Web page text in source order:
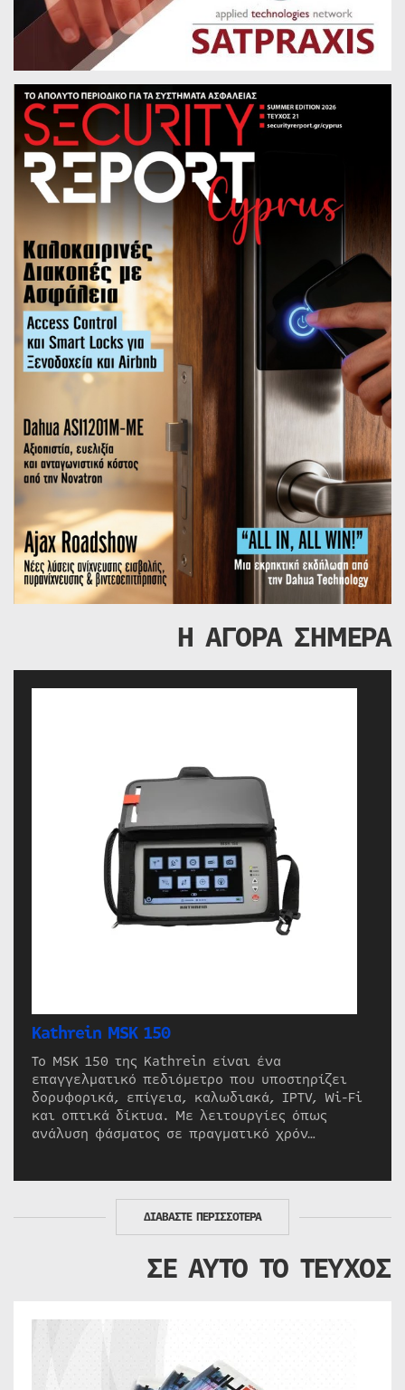
Η ΑΓΟΡΑ ΣΗΜΕΡΑ
Kathrein MSK 150
Το MSK 150 της Kathrein είναι ένα
επαγγελματικό πεδιόμετρο που υποστηρίζει
δορυφορικά, επίγεια, καλωδιακά, IPTV, Wi-Fi
και οπτικά δίκτυα. Με λειτουργίες όπως
ανάλυση φάσματος σε πραγματικό χρόν…
ΔΙΑΒΑΣΤΕ ΠΕΡΙΣΣΟΤΕΡΑ
ΣΕ ΑΥΤΟ ΤΟ ΤΕΥΧΟΣ